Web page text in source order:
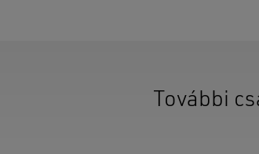
További